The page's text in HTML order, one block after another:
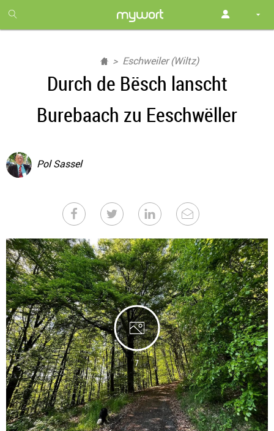
month
free
Eschweiler (Wiltz)
Durch de Bësch lanscht
Burebaach zu Eeschwëller
Pol Sassel
7